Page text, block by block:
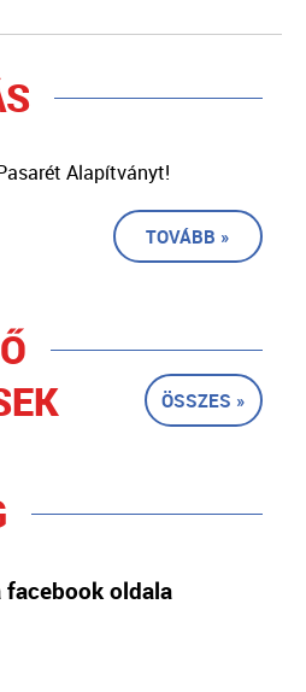
Alapítványt!
TOVÁBB »
ÖSSZES »
facebook oldala